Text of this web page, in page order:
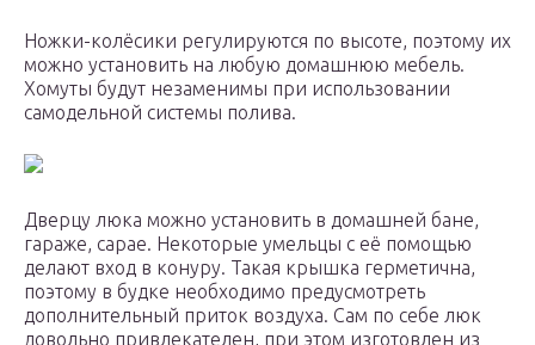
Ножки-колёсики регулируются по высоте, поэтому их
можно установить на любую домашнюю мебель.
Хомуты будут незаменимы при использовании
самодельной системы полива.
Дверцу люка можно установить в домашней бане,
гараже, сарае. Некоторые умельцы с её помощью
делают вход в конуру. Такая крышка герметична,
поэтому в будке необходимо предусмотреть
дополнительный приток воздуха. Сам по себе люк
довольно привлекателен, при этом изготовлен из